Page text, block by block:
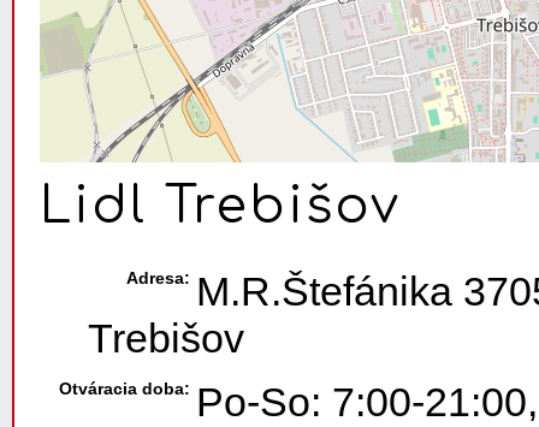
Lidl Trebišov
Adresa: M.R.Štefánika
Trebišov
Otváracia doba: Po-So: 7:00-